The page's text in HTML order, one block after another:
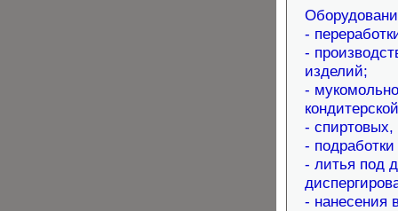
-
-
изделий;
-
- спиртовых,
-
- литья под
- нанесения